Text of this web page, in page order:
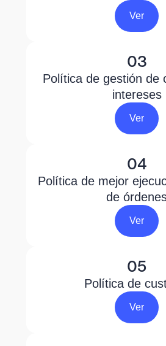
Ver
03
Política de gestión de
intereses
Ver
04
Política de mejor
de
Ver
05
Política de
Ver